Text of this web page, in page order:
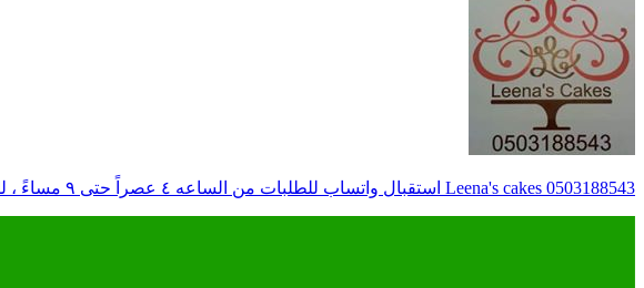
Leena's cakes 0503188543 استقبال واتساب للطلبات من الساعه ٤ عصراً حتى ٩ مساءً ، للطلب قبل بيومين, الرياض يوجد طلبيات للتسليم الفوري#leena_cake